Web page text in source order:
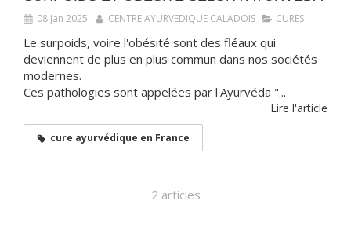
08 Jan 2025 CENTRE AYURVEDIQUE CALADOIS CURES
Le surpoids, voire l'obésité sont des fléaux qui
deviennent de plus en plus commun dans nos sociétés
modernes.
Ces pathologies sont appelées par l'Ayurvéda "...
Lire l'article
cure ayurvédique en France
2 articles